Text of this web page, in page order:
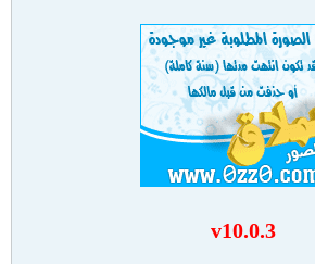
v10.0.3